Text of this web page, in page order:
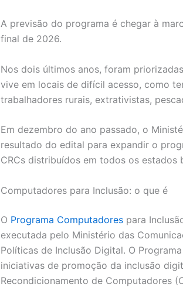
A previsão do programa é chegar à
final de 2026.
Nos dois últimos anos, foram
vive em locais de difícil acesso, como
trabalhadores rurais, extrativistas,
Em dezembro do ano passado, o
resultado do edital para expandir o
CRCs distribuídos em todos os estados
Computadores para Inclusão: o que é
O Programa Computadores para
executada pelo Ministério das
Políticas de Inclusão Digital. O
iniciativas de promoção da inclusão
Recondicionamento de Computadores